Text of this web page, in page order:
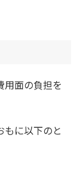
用面の負担を
に以下のと